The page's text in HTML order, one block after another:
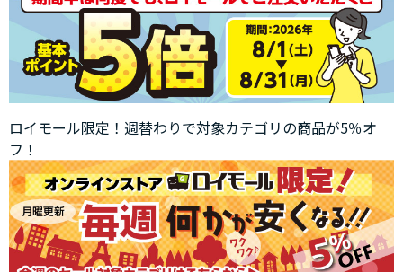
ロイモール限定！週替わりで対象カテゴリの商品が5％オ
フ！